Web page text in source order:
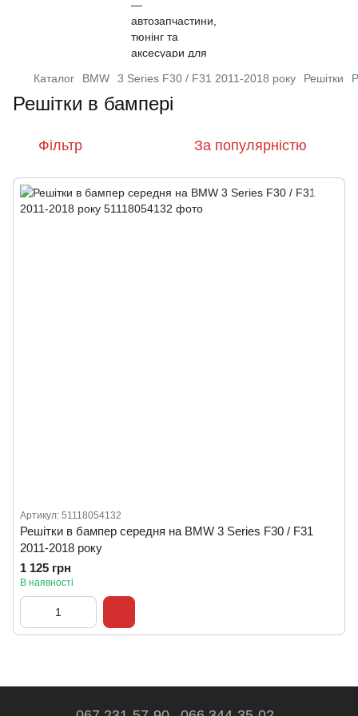
Каталог BMW 3 Series F30 / F31 2011-2018 року Решітки
Решітки в бампері
Фільтр За популярністю
Артикул: 51118054132
Решітки в бампер середня на BMW 3 Series F30 / F31
2011-2018 року
1 125 грн
В наявності